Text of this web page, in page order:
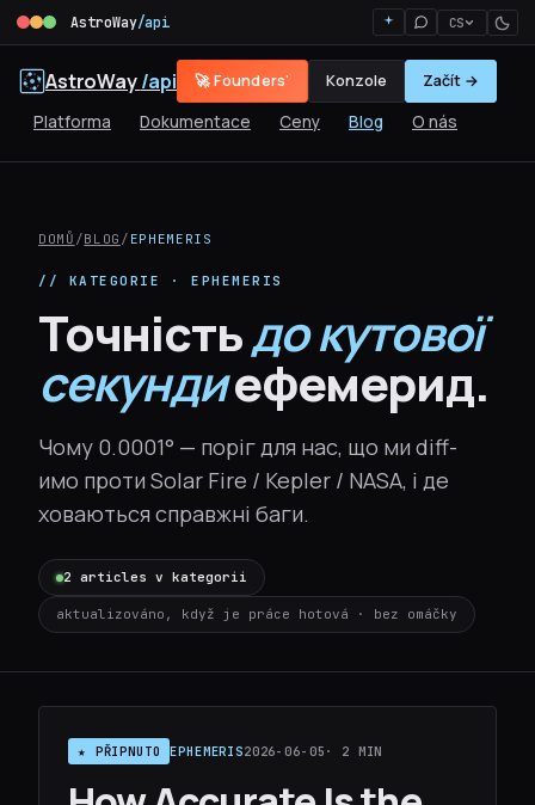
AstroWay/api CS
AstroWay/api
Platforma Dokumentace Ceny Blog O nás
🚀 Founders' Konzole Začít →
DOMŮ /BLOG / EPHEMERIS
// KATEGORIE · EPHEMERIS
Точністьдо кутової
секундиефемерид.
Чому 0.0001° — поріг для нас, що ми diff-
имо проти Solar Fire / Kepler / NASA, і де
ховаються справжні баги.
2 articles v kategorii
aktualizováno, když je práce hotová · bez omáčky
★ PŘIPNUTO EPHEMERIS2026-06-05 · 2 MIN